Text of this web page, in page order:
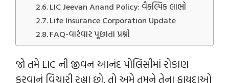
LIC Jeevan Anand Policy: વૈકલ્પિક લાભો
Life Insurance Corporation Update
FAQ-વારંવાર પૂછાતા પ્રશ્નો
જો તમે LIC ની જીવન આનંદ પોલિસીમાં રોકાણ
કરવાનું વિચારી રહ્યા છો. તો અમે તમને તેના ફાયદાઓ